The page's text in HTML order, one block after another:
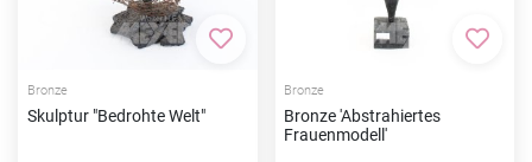
Zur Merkliste hinzufügen
Bronze
Skulptur "Bedrohte Welt"
Zur
Bronze
Bronze 'Abstrahiertes
Frauenmodell'